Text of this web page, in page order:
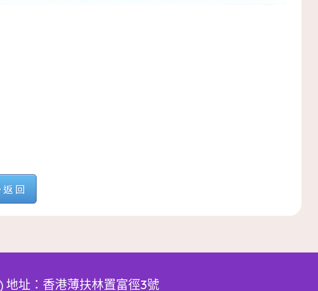
返 回
地址：香港薄扶林置富徑3號